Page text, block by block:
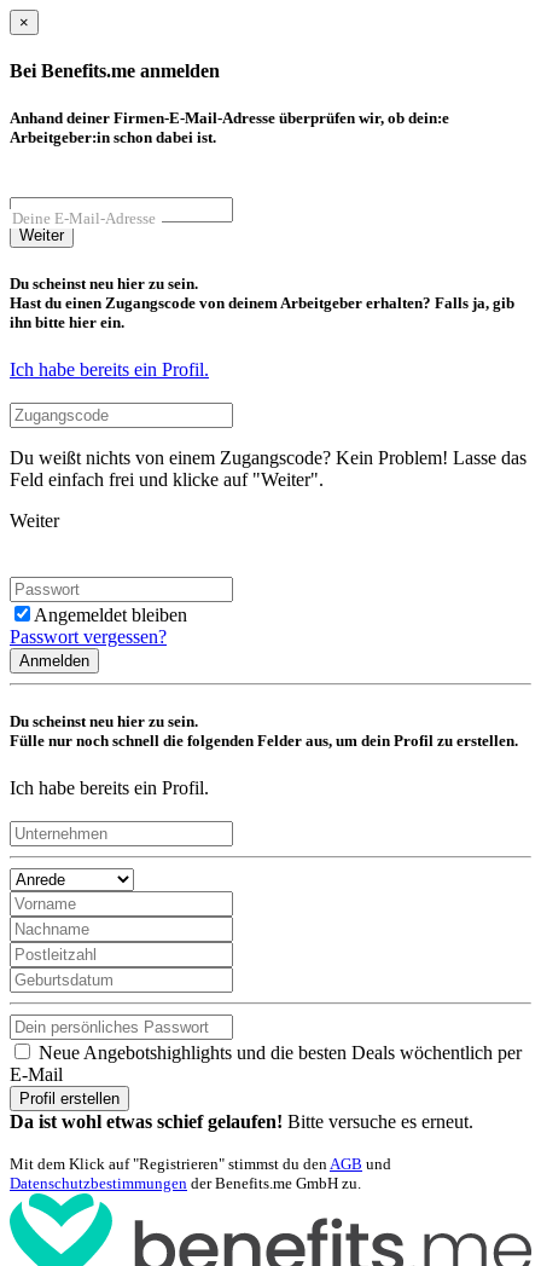
×
Bei Benefits.me anmelden
Anhand deiner Firmen-E-Mail-Adresse überprüfen wir, ob dein:e
Arbeitgeber:in schon dabei ist.
Deine E-Mail-Adresse
Weiter
Du scheinst neu hier zu sein.
Hast du einen Zugangscode von deinem Arbeitgeber erhalten? Falls ja, gib
ihn bitte hier ein.
Ich habe bereits ein Profil.
Du weißt nichts von einem Zugangscode? Kein Problem! Lasse das
Feld einfach frei und klicke auf "Weiter".
Weiter
Angemeldet bleiben
Passwort vergessen?
Anmelden
Du scheinst neu hier zu sein.
Fülle nur noch schnell die folgenden Felder aus, um dein Profil zu erstellen.
Ich habe bereits ein Profil.
Neue Angebotshighlights und die besten Deals wöchentlich per
E-Mail
Profil erstellen
Da ist wohl etwas schief gelaufen! Bitte versuche es erneut.
Mit dem Klick auf "Registrieren" stimmst du denAGB und
Datenschutzbestimmungen der Benefits.me GmbH zu.